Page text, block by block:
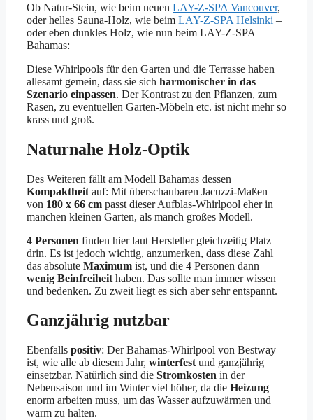
Ob Natur-Stein, wie beim neuen LAY-Z-SPA Vancouver,
oder helles Sauna-Holz, wie beim LAY-Z-SPA Helsinki –
oder eben dunkles Holz, wie nun beim LAY-Z-SPA
Bahamas:
Diese Whirlpools für den Garten und die Terrasse haben
allesamt gemein, dass sie sich harmonischer in das
Szenario einpassen. Der Kontrast zu den Pflanzen, zum
Rasen, zu eventuellen Garten-Möbeln etc. ist nicht mehr so
krass und groß.
Naturnahe Holz-Optik
Des Weiteren fällt am Modell Bahamas dessen
Kompaktheit auf: Mit überschaubaren Jacuzzi-Maßen
von 180 x 66 cm passt dieser Aufblas-Whirlpool eher in
manchen kleinen Garten, als manch großes Modell.
4 Personen finden hier laut Hersteller gleichzeitig Platz
drin. Es ist jedoch wichtig, anzumerken, dass diese Zahl
das absolute Maximum ist, und die 4 Personen dann
wenig Beinfreiheit haben. Das sollte man immer wissen
und bedenken. Zu zweit liegt es sich aber sehr entspannt.
Ganzjährig nutzbar
Ebenfalls positiv: Der Bahamas-Whirlpool von Bestway
ist, wie alle ab diesem Jahr, winterfest und ganzjährig
einsetzbar. Natürlich sind die Stromkosten in der
Nebensaison und im Winter viel höher, da die Heizung
enorm arbeiten muss, um das Wasser aufzuwärmen und
warm zu halten.